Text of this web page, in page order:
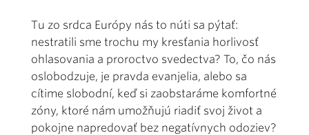
Tu zo srdca Európy nás to núti sa pýtať:
nestratili sme trochu my kresťania horlivosť
ohlasovania a proroctvo svedectva? To, čo nás
oslobodzuje, je pravda evanjelia, alebo sa
cítime slobodní, keď si zaobstaráme komfortné
zóny, ktoré nám umožňujú riadiť svoj život a
pokojne napredovať bez negatívnych odoziev?